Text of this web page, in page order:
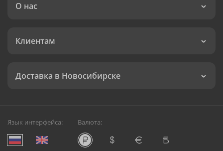
О нас
Клиентам
Доставка в Новосибирске
Язык интерфейса: Валюта: